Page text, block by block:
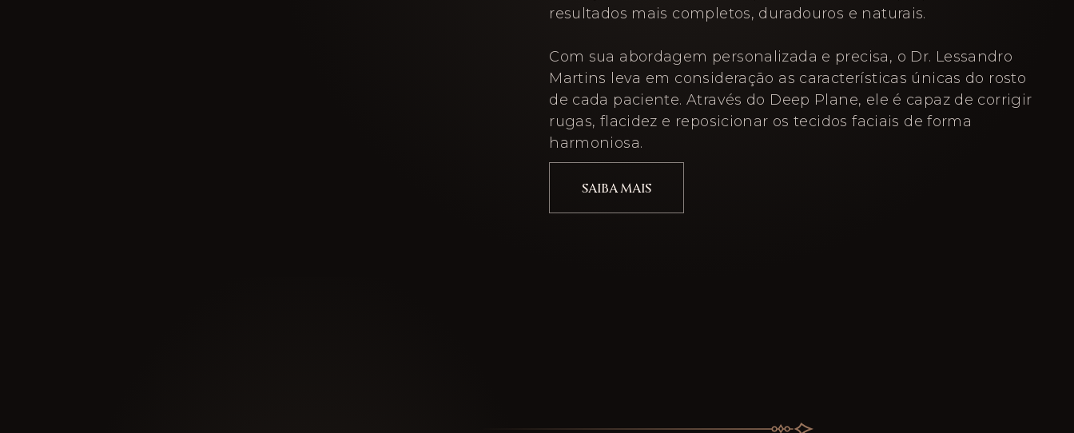
resultados mais completos, duradouros e naturais.
Com sua abordagem personalizada e precisa, o Dr. Lessandro
Martins leva em consideração as características únicas do rosto
de cada paciente. Através do Deep Plane, ele é capaz de corrigir
rugas, flacidez e reposicionar os tecidos faciais de forma
harmoniosa.
SAIBA MAIS